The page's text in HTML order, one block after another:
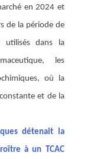
en 2024 et
de la période de
utilisés dans la
les
où la
et de la
détenait la
à un TCAC